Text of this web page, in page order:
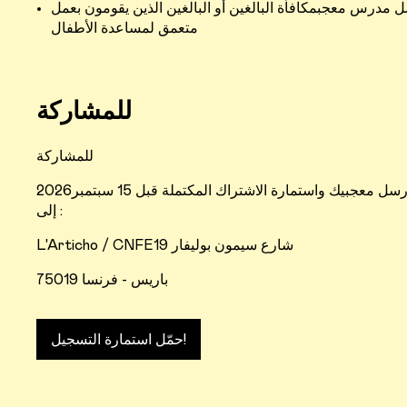
مدرس معجبمكافأة البالغين أو البالغين الذين يقومون بعمل
متعمق لمساعدة الأطفال
للمشاركة
للمشاركة
أرسل معجبيك واستمارة الاشتراك المكتملة قبل 15 سبتمبر2026
إلى :
L'Articho / CNFE19 شارع سيمون بوليفار
75019 باريس - فرنسا
حمّل استمارة التسجيل!